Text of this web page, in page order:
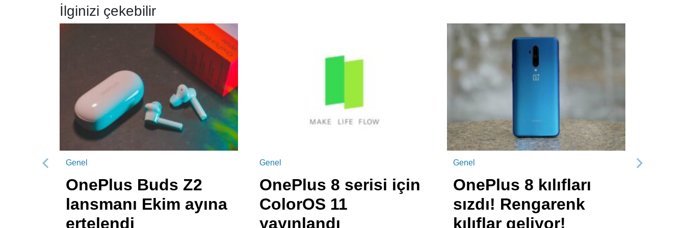
İlginizi çekebilir
Genel
OnePlus Buds Z2
lansmanı Ekim ayına
ertelendi
Genel
OnePlus 8 serisi için
ColorOS 11
yayınlandı
Genel
OnePlus 8 kılıfları
sızdı! Rengarenk
kılıflar geliyor!
Önceki Sonraki